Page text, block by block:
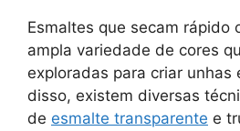
Esmaltes que secam rápido
ampla variedade de cores
exploradas para criar unhas
disso, existem diversas
de esmalte transparente e